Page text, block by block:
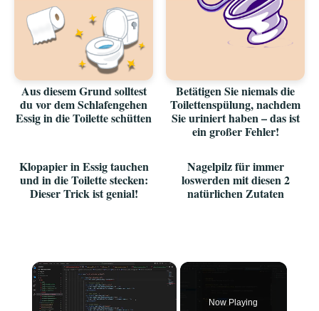
Aus diesem Grund solltest
du vor dem Schlafengehen
Essig in die Toilette schütten
Betätigen Sie niemals die
Toilettenspülung, nachdem
Sie uriniert haben – das ist
ein großer Fehler!
Klopapier in Essig tauchen
und in die Toilette stecken:
Dieser Trick ist genial!
Nagelpilz für immer
loswerden mit diesen 2
natürlichen Zutaten
×
Now Playing